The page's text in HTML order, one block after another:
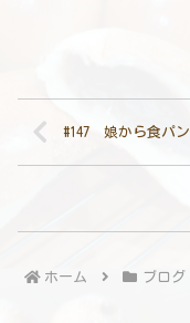
#147 娘から食パ
ホーム ブログ